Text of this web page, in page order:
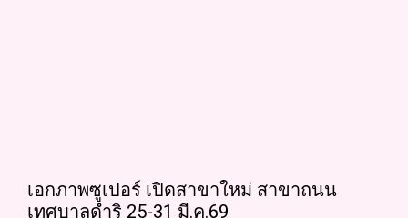
เอกภาพซูเปอร์ เปิดสาขาใหม่ สาขาถนน
เทศบาลดำริ 25-31 มี.ค.69